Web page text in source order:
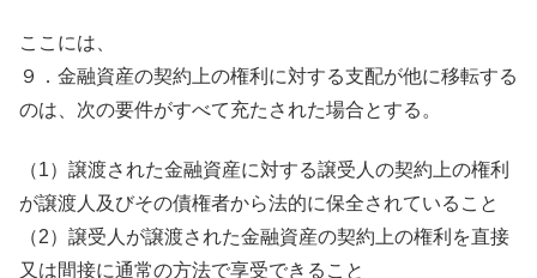
ここには、
９．金融資産の契約上の権利に対する支配が他に移転する
のは、次の要件がすべて充たされた場合とする。
（1）譲渡された金融資産に対する譲受人の契約上の権利
が譲渡人及びその債権者から法的に保全されていること
（2）譲受人が譲渡された金融資産の契約上の権利を直接
又は間接に通常の方法で享受できること